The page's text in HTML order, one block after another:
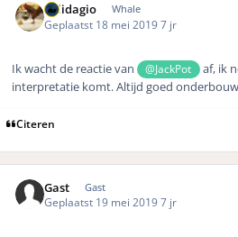
Solidagio Whale
Geplaatst 18 mei 20197 jr
Ik wacht de reactie van @JackPot
af, ik
interpretatie komt. Altijd goed
Citeren
Gast Gast
Geplaatst 19 mei 20197 jr